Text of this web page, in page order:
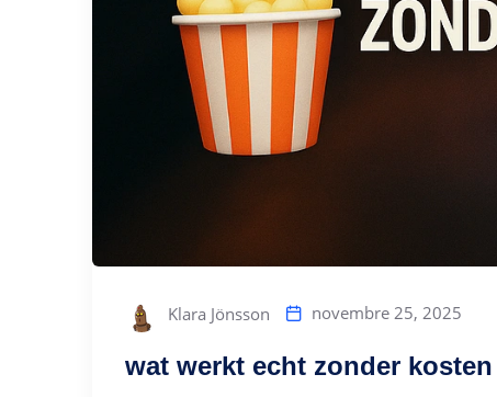
Klara Jönsson novembre 25, 2025
wat werkt echt zonder kosten